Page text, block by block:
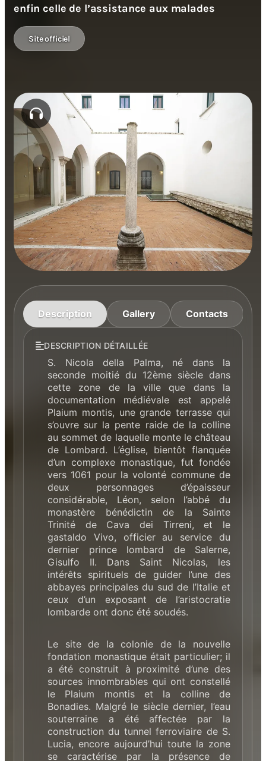
enfin celle de l’assistance aux malades
Site officiel
Description Gallery Contacts
DESCRIPTION DÉTAILLÉE
S. Nicola della Palma, né dans la
seconde moitié du 12ème siècle dans
cette zone de la ville que dans la
documentation médiévale est appelé
Plaium montis, une grande terrasse qui
s’ouvre sur la pente raide de la colline
au sommet de laquelle monte le château
de Lombard. L’église, bientôt flanquée
d’un complexe monastique, fut fondée
vers 1061 pour la volonté commune de
deux personnages d’épaisseur
considérable, Léon, selon l’abbé du
monastère bénédictin de la Sainte
Trinité de Cava dei Tirreni, et le
gastaldo Vivo, officier au service du
dernier prince lombard de Salerne,
Gisulfo II. Dans Saint Nicolas, les
intérêts spirituels de guider l’une des
abbayes principales du sud de l’Italie et
ceux d’un exposant de l’aristocratie
lombarde ont donc été soudés.
Le site de la colonie de la nouvelle
fondation monastique était particulier; il
a été construit à proximité d’une des
sources innombrables qui ont constellé
le Plaium montis et la colline de
Bonadies. Malgré le siècle dernier, l’eau
souterraine a été affectée par la
construction du tunnel ferroviaire de S.
Lucia, encore aujourd’hui toute la zone
se caractérise par la présence de